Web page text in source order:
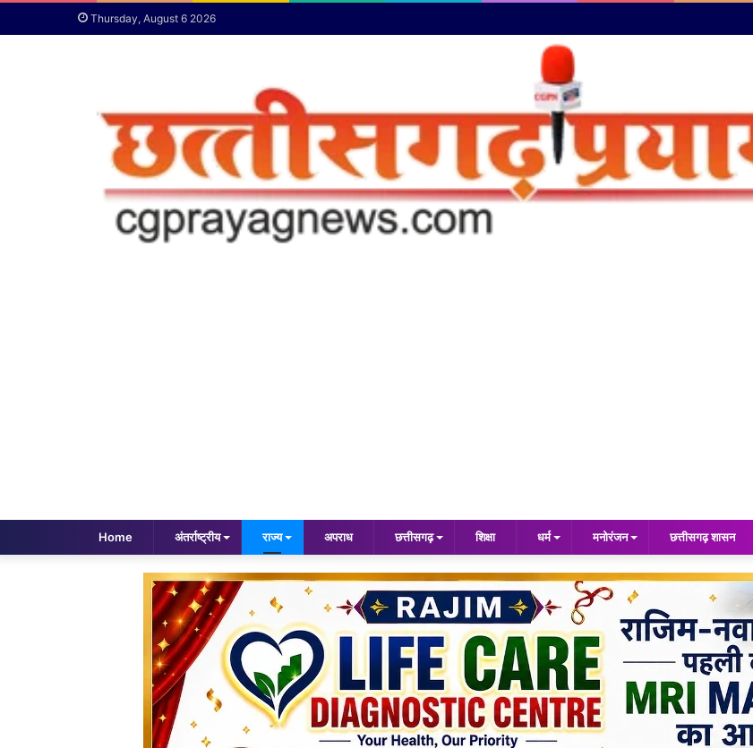
Thursday, August 6 2026
Home अंतर्राष्ट्रीय राज्य अपराध छत्तीसगढ़ शिक्षा धर्म मनोरंजन छत्तीसगढ़ शासन